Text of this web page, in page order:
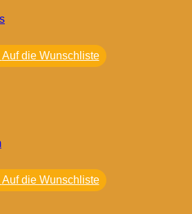
Auf die Wunschliste
Auf die Wunschliste